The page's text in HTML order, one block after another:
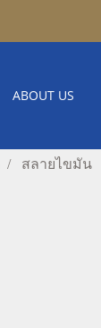
ABOUT US
สลายไขมัน